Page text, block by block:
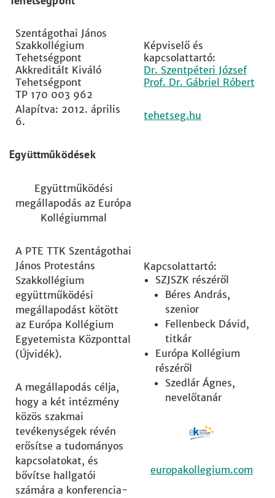
Szentágothai János
Szakkollégium
Tehetségpont
Akkreditált Kiváló
Tehetségpont
TP 170 003 962
Képviselő és
kapcsolattartó:
Dr. Szentpéteri József
Prof. Dr. Gábriel Róbert
Alapítva: 2012. április
6.
tehetseg.hu
Együttműködések
Együttműködési
megállapodás az Európa
Kollégiummal
A PTE TTK Szentágothai
János Protestáns
Szakkollégium
együttműködési
megállapodást kötött
az Európa Kollégium
Egyetemista Központtal
(Újvidék).
A megállapodás célja,
hogy a két intézmény
közös szakmai
tevékenységek révén
erősítse a tudományos
kapcsolatokat, és
bővítse hallgatói
számára a konferencia-
Kapcsolattartó:
SZJSZK részéről
Béres András,
szenior
Fellenbeck Dávid,
titkár
Európa Kollégium
részéről
Szedlár Ágnes,
nevelőtanár
europakollegium.com